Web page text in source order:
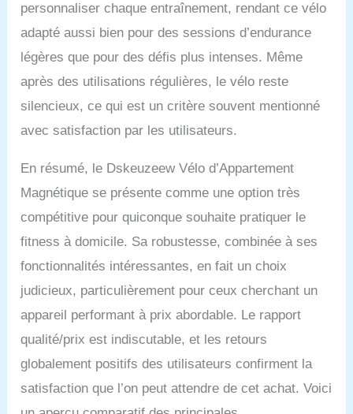
de Velo d'appartement
vous permet de surveiller
la durée de
l'entraînement, la vitesse,
la distance, le compteur
kilométrique et les
calories brûlées en temps
réel. Grâce à ces
progrès et ajuster votre
plan d'entraînement à
tablette maintient
solidement votre
vous divertir pendant
votre entraînement.
RÉGLABLE ET SIÈGE
CONFORTABLE】 La
hauteur de l'accoudoir
Velo appartement est
réglable entre 99 et 119
cm. Le coussin de siège
personnaliser chaque entraînement, rendant ce vélo
adapté aussi bien pour des sessions d’endurance
légères que pour des défis plus intenses. Même
après des utilisations régulières, le vélo reste
silencieux, ce qui est un critère souvent mentionné
avec satisfaction par les utilisateurs.
En résumé, le Dskeuzeew Vélo d’Appartement
Magnétique se présente comme une option très
compétitive pour quiconque souhaite pratiquer le
fitness à domicile. Sa robustesse, combinée à ses
fonctionnalités intéressantes, en fait un choix
judicieux, particulièrement pour ceux cherchant un
appareil performant à prix abordable. Le rapport
qualité/prix est indiscutable, et les retours
globalement positifs des utilisateurs confirment la
satisfaction que l’on peut attendre de cet achat. Voici